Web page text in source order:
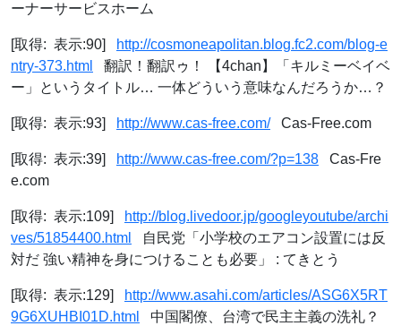
ーナーサービスホーム
[取得: 表示:90]
http://cosmoneapolitan.blog.fc2.com/blog-e
ntry-373.html
翻訳！翻訳ゥ！ 【4chan】「キルミーベイベ
ー」というタイトル… 一体どういう意味なんだろうか…？
[取得: 表示:93] http://www.cas-free.com/Cas-Free.com
[取得: 表示:39] http://www.cas-free.com/?p=138 Cas-Fre
e.com
[取得: 表示:109]
http://blog.livedoor.jp/googleyoutube/archi
ves/51854400.html
自民党「小学校のエアコン設置には反
対だ 強い精神を身につけることも必要」 : てきとう
[取得: 表示:129]
http://www.asahi.com/articles/ASG6X5RT
9G6XUHBI01D.html
中国閣僚、台湾で民主主義の洗礼？